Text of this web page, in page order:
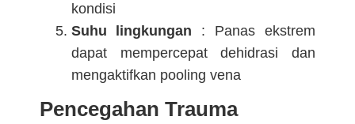
kondisi
Suhu lingkungan : Panas ekstrem
dapat mempercepat dehidrasi dan
mengaktifkan pooling vena
Pencegahan Trauma